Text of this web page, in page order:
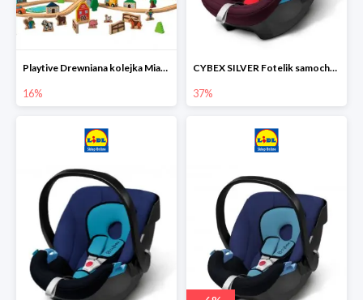
Playtive Drewniana kolejka Miasto lub Farma
16%
CYBEX SILVER Fotelik samochodowy
37%